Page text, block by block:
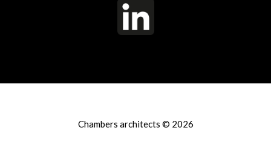
Chambers architects © 2026